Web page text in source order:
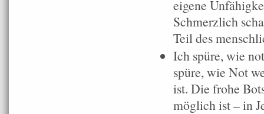
eigene
Schmerzlich
Teil des
Ich spüre, wie
spüre, wie Not
ist. Die frohe
möglich ist – in